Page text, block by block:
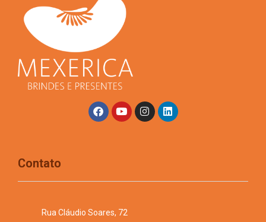
Contato
Rua Cláudio Soares, 72